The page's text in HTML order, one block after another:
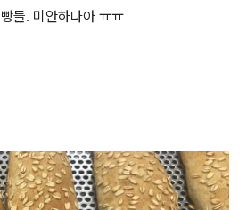
들. 미안하다아 ㅠㅠ